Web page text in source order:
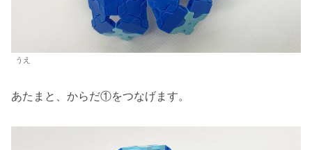
うえ
あたまと、からだ①をつなげます。